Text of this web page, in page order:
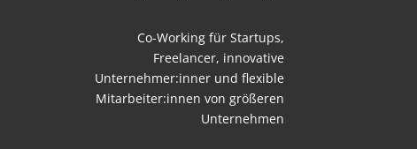
Co-Working für Startups,
Freelancer, innovative
Unternehmer:inner und flexible
Mitarbeiter:innen von größeren
Unternehmen